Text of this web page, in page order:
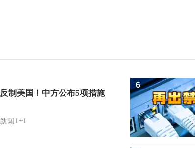
反制美国！中方公布5项措施
新闻1+1
6